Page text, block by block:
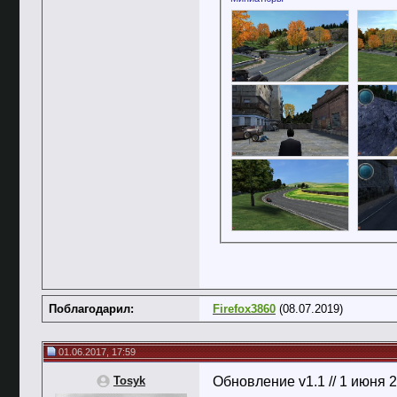
Поблагодарил: Firefox3860 (08.07.2019)
01.06.2017, 17:59
Tosyk
Обновление v1.1 // 1 июня